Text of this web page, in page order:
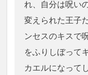
れ、自分は呪い
変えられた王子
ンセスのキスで
をふりしぼって
カエルになって